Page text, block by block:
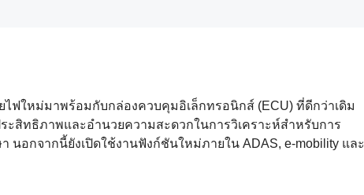
ไฟใหม่มาพร้อมกับกล่องควบคุมอิเล็กทรอนิกส์ (ECU) ที่ดีกว่าเดิม
ะสิทธิภาพและอำนวยความสะดวกในการวิเคราะห์สำหรับการ
นอกจากนี้ยังเปิดใช้งานฟังก์ชันใหม่ภายใน ADAS, e‑mobility และ